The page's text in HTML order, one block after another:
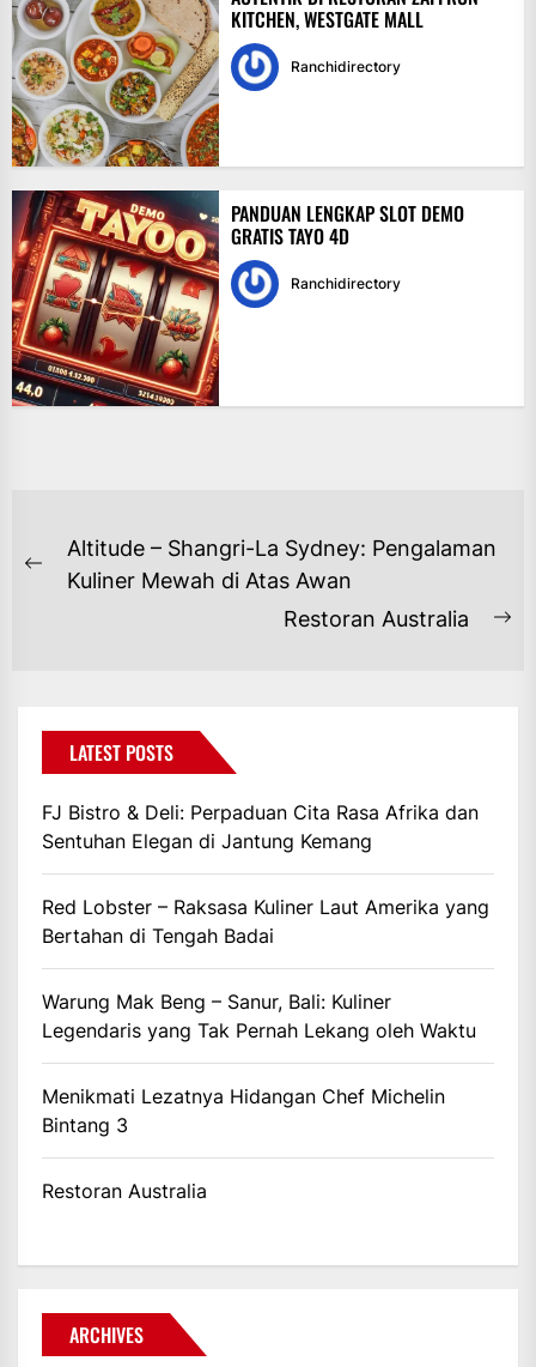
KITCHEN, WESTGATE MALL
Ranchidirectory
PANDUAN LENGKAP SLOT DEMO
GRATIS TAYO 4D
Ranchidirectory
NAVIGASI
POS
Previous
Altitude – Shangri-La Sydney: Pengalaman
Kuliner Mewah di Atas Awan
Restoran Australia
LATEST POSTS
FJ Bistro & Deli: Perpaduan Cita Rasa Afrika dan
Sentuhan Elegan di Jantung Kemang
Red Lobster – Raksasa Kuliner Laut Amerika yang
Bertahan di Tengah Badai
Warung Mak Beng – Sanur, Bali: Kuliner
Legendaris yang Tak Pernah Lekang oleh Waktu
Menikmati Lezatnya Hidangan Chef Michelin
Bintang 3
Restoran Australia
ARCHIVES